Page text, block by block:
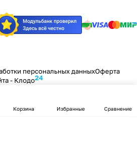
персональных данныхОферта
- Клодо24
Корзина Избранные Сравнение